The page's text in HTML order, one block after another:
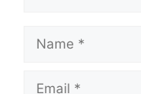
Name
Email